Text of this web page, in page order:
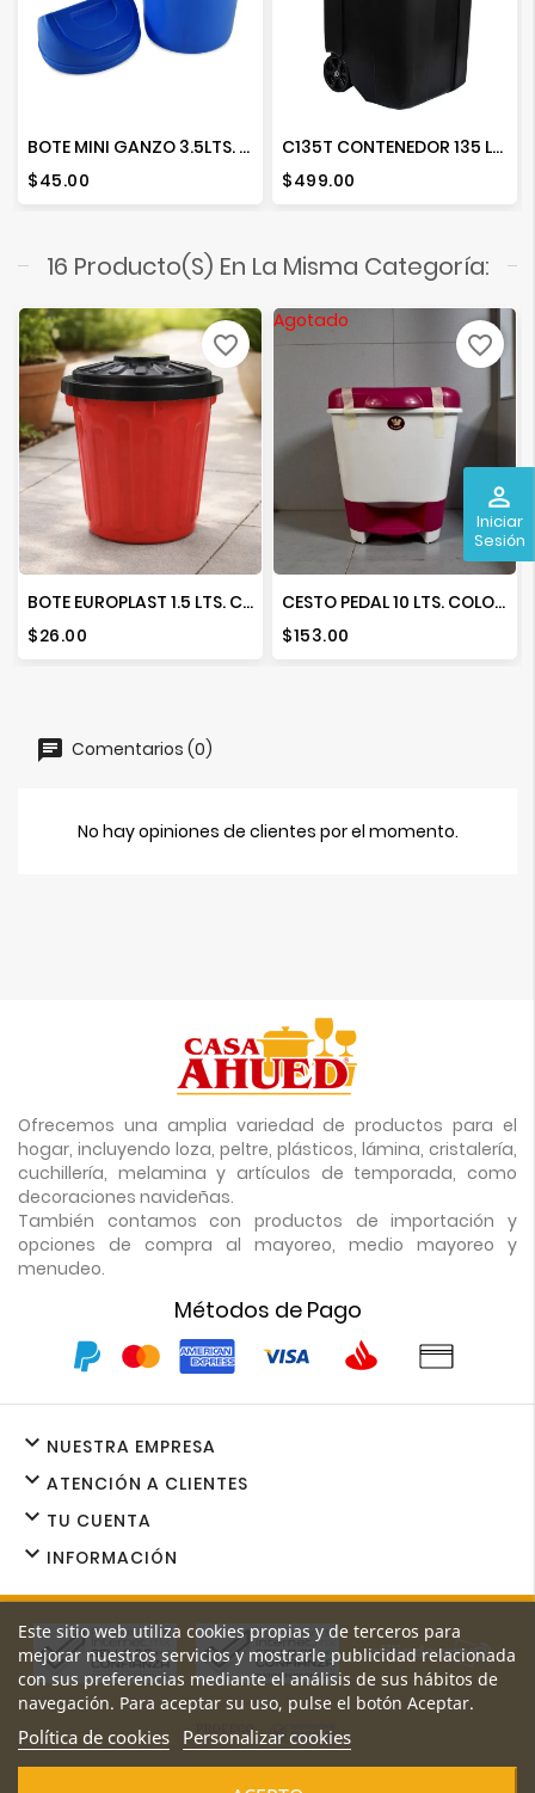
perm_identity
Iniciar
Sesión
BOTE MINI GANZO 3.5LTS. C/TAPA BALANCIN COLORES
Precio
$45.00
C135T CONTENEDOR 135 LTS TACHO CON TAPA
Precio
$499.00
16 Producto(s) En La Misma Categoría:
BOTE EUROPLAST 1.5 LTS. COLORES
Precio
$26.00
favorite_border
Agotado
CESTO PEDAL 10 LTS. COLORES
Precio
$153.00
favorite_border
Comentarios (0)
No hay opiniones de clientes por el momento.
Ofrecemos una amplia variedad de productos para el
hogar, incluyendo loza, peltre, plásticos, lámina, cristalería,
cuchillería, melamina y artículos de temporada, como
decoraciones navideñas.
También contamos con productos de importación y
opciones de compra al mayoreo, medio mayoreo y
menudeo.
Métodos de Pago
NUESTRA EMPRESA

ATENCIÓN A CLIENTES

TU CUENTA

INFORMACIÓN

Este sitio web utiliza cookies propias y de terceros para
mejorar nuestros servicios y mostrarle publicidad relacionada
con sus preferencias mediante el análisis de sus hábitos de
navegación. Para aceptar su uso, pulse el botón Aceptar.
Política de cookies Personalizar cookies